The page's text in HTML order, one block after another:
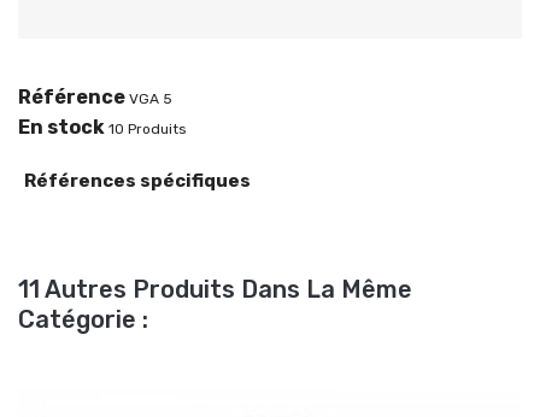
Référence VGA 5
En stock 10 Produits
Références spécifiques
11 Autres Produits Dans La Même
Catégorie :